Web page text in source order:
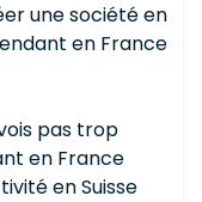
une société en
en France
pas trop
en France
en Suisse